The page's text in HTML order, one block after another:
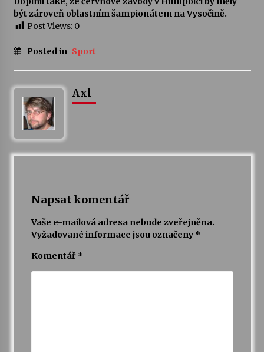
Ozvěny prázdnin
13. 7. 2026
být zároveň oblastním šampionátem na Vysočině.
Post Views: 0
Posted in Sport
Axl
Napsat komentář
Vaše e-mailová adresa nebude zveřejněna.
Vyžadované informace jsou označeny *
Komentář *